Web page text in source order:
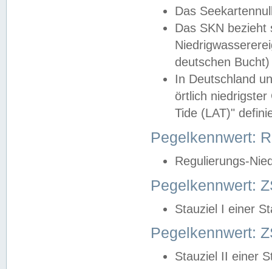
Das
Das SKN
deutschen
In Deutschland
örtlich
Tide (LAT)"
Pegelkennwert:
Regulierungs-
Pegelkennwert:
Stauziel I einer
Pegelkennwert:
Stauziel II einer